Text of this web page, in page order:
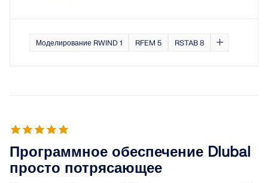
Моделирование RWIND 1 RFEM 5 RSTAB 8
Программное обеспечение Dlubal
просто потрясающее